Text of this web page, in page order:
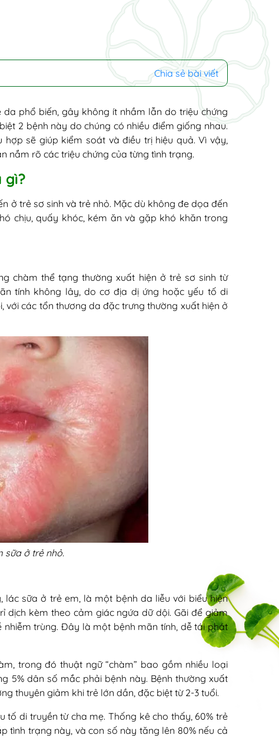
Chia sẻ bài viết
phổ biến, gây không ít nhầm lẫn do triệu chứng
2 bệnh này do chúng có nhiều điểm giống nhau.
sẽ giúp kiểm soát và điều trị hiệu quả. Vì vậy,
nắm rõ các triệu chứng của từng tình trạng.
gì?
ở trẻ sơ sinh và trẻ nhỏ. Mặc dù không đe dọa đến
chịu, quấy khóc, kém ăn và gặp khó khăn trong
chàm thể tạng thường xuất hiện ở trẻ sơ sinh từ
tính không lây, do cơ địa dị ứng hoặc yếu tố di
với các tổn thương da đặc trưng thường xuất hiện ở
sữa ở trẻ nhỏ.
sữa ở trẻ em, là một bệnh da liễu với biểu hiện
dịch kèm theo cảm giác ngứa dữ dội. Gãi để giảm
trùng. Đây là một bệnh mãn tính, dễ tái phát
trong đó thuật ngữ “chàm” bao gồm nhiều loại
5% dân số mắc phải bệnh này. Bệnh thường xuất
thuyên giảm khi trẻ lớn dần, đặc biệt từ 2-3 tuổi.
tố di truyền từ cha mẹ. Thống kê cho thấy, 60% trẻ
tình trạng này, và con số này tăng lên 80% nếu cả